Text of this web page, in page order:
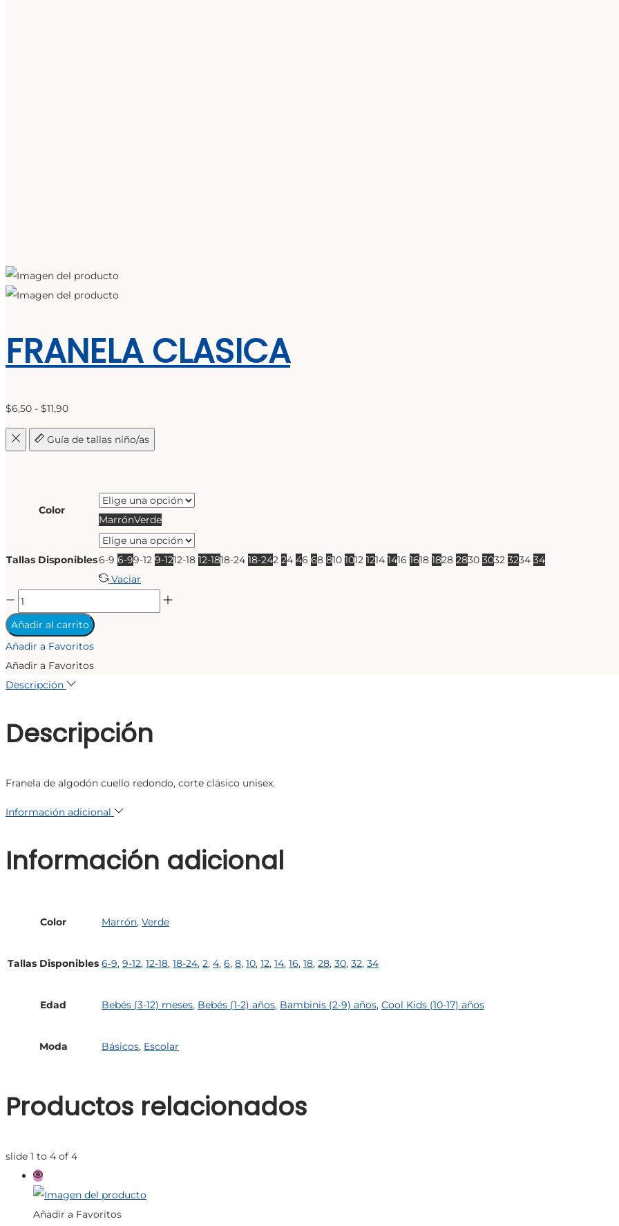
FRANELA CLASICA
$6,50 - $11,90Rango
de
precios:
Guía de tallas niño/as
Color
MarrónVerde
Tallas Disponibles6-9 6-99-12 9-1212-18 12-1818-24 18-242 24 46 68 810 1012 1214 1416 1618 1828 2830 3032 3234 34
Vaciar
FRANELA
CLASICA
cantidad
Añadir al carrito
Añadir a Favoritos
Añadir a Favoritos
Descripción
Descripción
Franela de algodón cuello redondo, corte clásico unisex.
Información adicional
Información adicional
Color Marrón, Verde
Tallas Disponibles 6-9, 9-12, 12-18, 18-24, 2, 4, 6, 8, 10, 12, 14, 16, 18, 28, 30, 32, 34
Edad Bebés (3-12) meses, Bebés (1-2) años, Bambinis (2-9) años, Cool Kids (10-17) años
Moda Básicos, Escolar
Productos relacionados
slide 1 to 4 of 4
Añadir a Favoritos